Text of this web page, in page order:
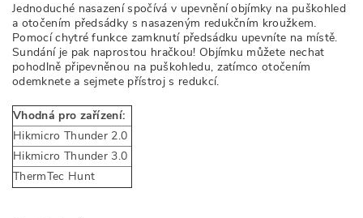
Jednoduché nasazení spočívá v upevnění objímky na puškohled
a otočením předsádky s nasazeným redukčním kroužkem.
Pomocí chytré funkce zamknutí předsádku upevníte na místě.
Sundání je pak naprostou hračkou! Objímku můžete nechat
pohodlně připevněnou na puškohledu, zatímco otočením
odemknete a sejmete přístroj s redukcí.
Vhodná pro zařízení:
Hikmicro Thunder 2.0
Hikmicro Thunder 3.0
ThermTec Hunt